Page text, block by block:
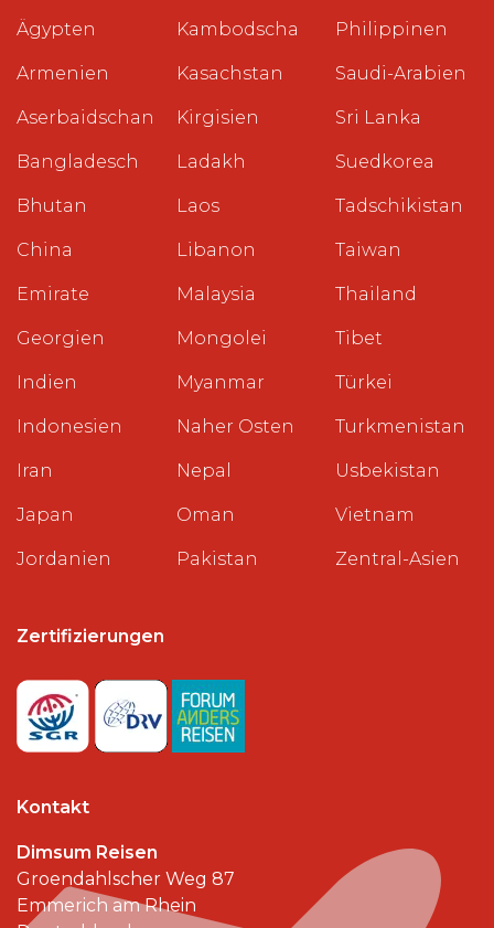
Ägypten
Armenien
Aserbaidschan
Bangladesch
Bhutan
China
Emirate
Georgien
Indien
Indonesien
Iran
Japan
Jordanien
Kambodscha
Kasachstan
Kirgisien
Ladakh
Laos
Libanon
Malaysia
Mongolei
Myanmar
Naher Osten
Nepal
Oman
Pakistan
Philippinen
Saudi-Arabien
Sri Lanka
Suedkorea
Tadschikistan
Taiwan
Thailand
Tibet
Türkei
Turkmenistan
Usbekistan
Vietnam
Zentral-Asien
Zertifizierungen
Kontakt
Dimsum Reisen
Groendahlscher Weg 87
Emmerich am Rhein